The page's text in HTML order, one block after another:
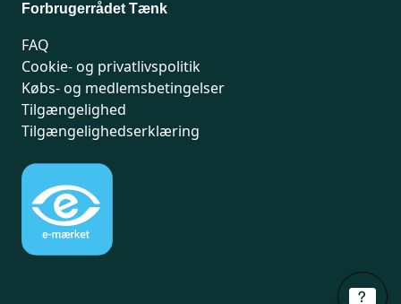
Forbrugerrådet Tænk
FAQ
Cookie- og privatlivspolitik
Købs- og medlemsbetingelser
Tilgængelighed
Tilgængelighedserklæring